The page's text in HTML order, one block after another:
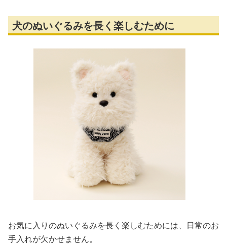
犬のぬいぐるみを長く楽しむために
お気に入りのぬいぐるみを長く楽しむためには、日常のお
手入れが欠かせません。